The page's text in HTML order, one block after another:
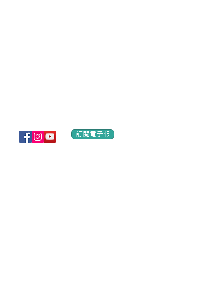
訂閱電子報